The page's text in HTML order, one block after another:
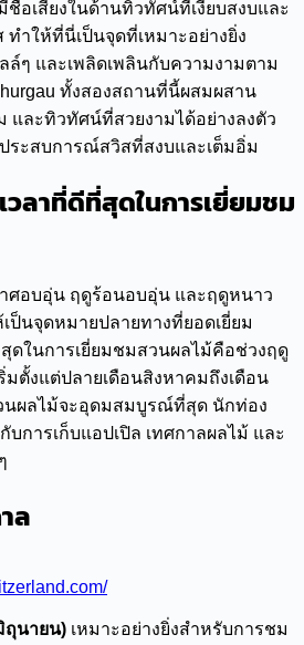
ชื่อเสียงในด้านทิวทัศน์ที่เงียบสงบและ
ทำให้ที่นี่เป็นจุดที่เหมาะอย่างยิ่ง
ล์ๆ และเพลิดเพลินกับความงามตาม
ทั้งสองสถานที่นี้ผสมผสาน
และทิวทัศน์ที่สวยงามได้อย่างลงตัว
ระสบการณ์สวิสที่สงบและเต็มอิ่ม
ลาที่ดีที่สุดในการเยี่ยมชม
ศอบอุ่น ฤดูร้อนอบอุ่น และฤดูหนาว
ป็นจุดหมายปลายทางที่ยอดเยี่ยม
ดในการเยี่ยมชมสวนผลไม้คือช่วงฤดู
มตั้งแต่ปลายเดือนสิงหาคมถึงเดือน
นผลไม้จะอุดมสมบูรณ์ที่สุด นักท่อง
บการเก็บแอปเปิล เทศกาลผลไม้ และ
ล
ถุนายน) เหมาะอย่างยิ่งสำหรับการชม